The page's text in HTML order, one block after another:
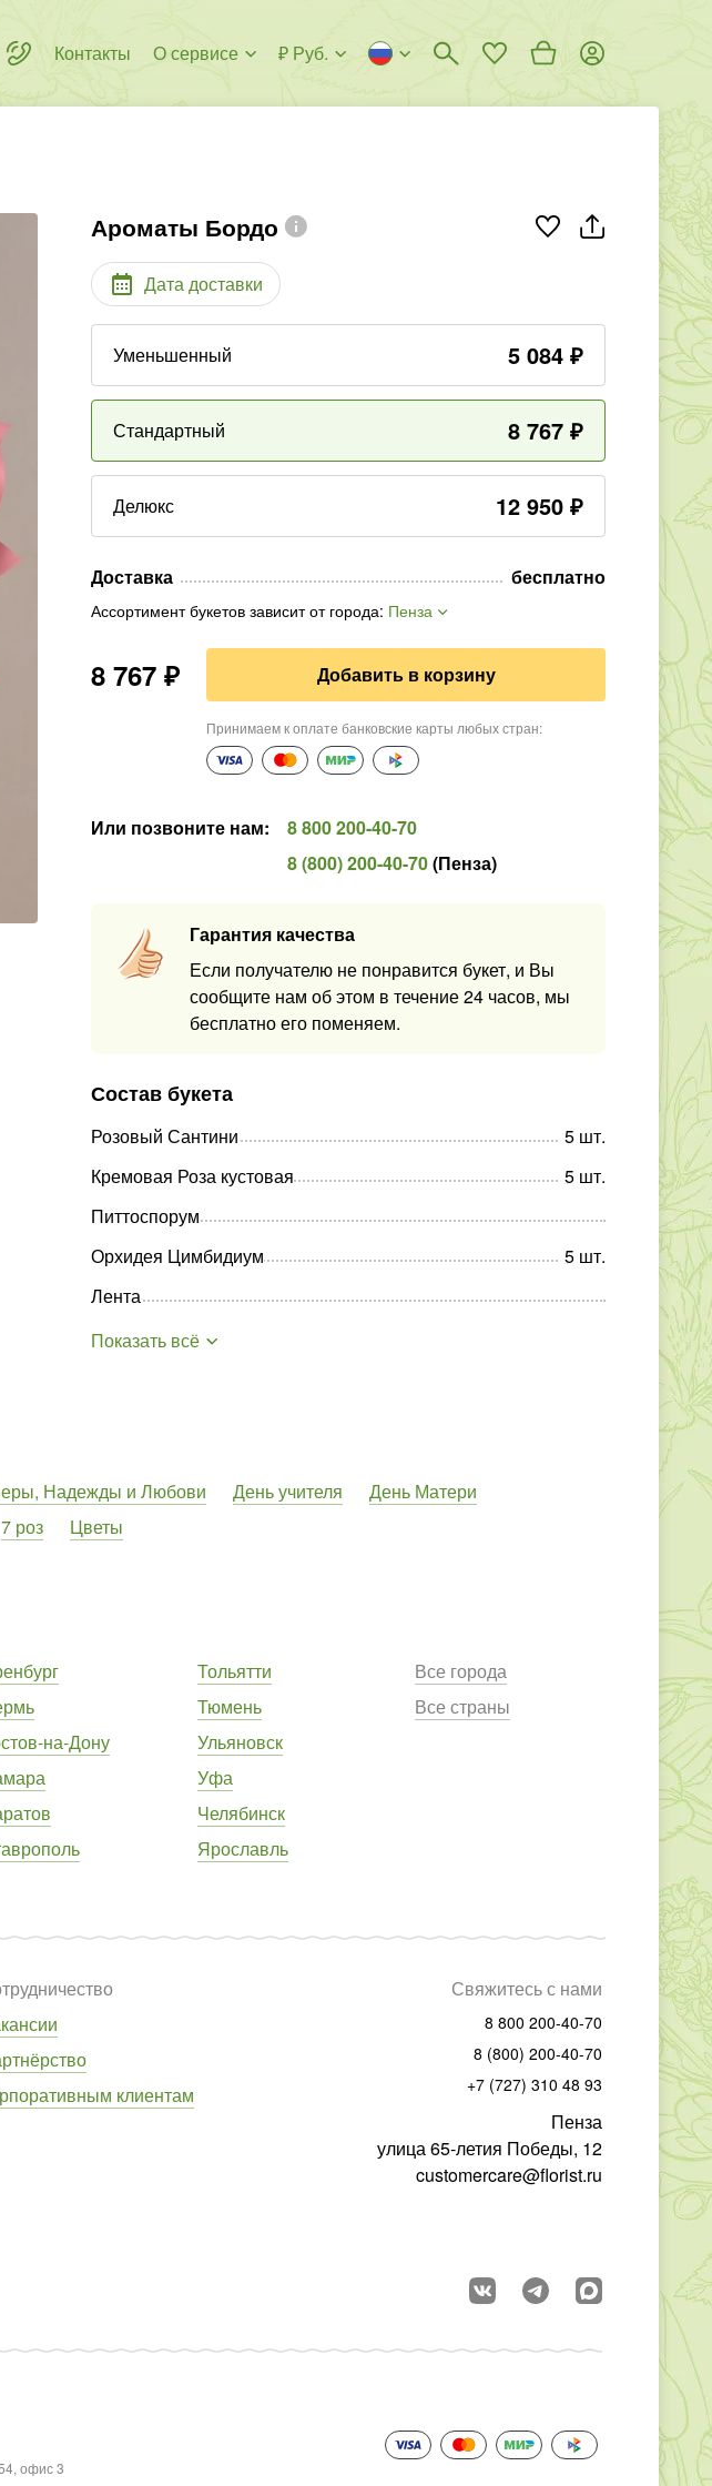
Контакты О сервисе ₽ Руб.
Ароматы Бордо
Дата доставки
Уменьшенный 5 084 ₽
Стандартный 8 767 ₽
Делюкс 12 950 ₽
Доставка бесплатно
Ассортимент букетов зависит от города: Пенза
8 767 ₽ Добавить в корзину
Принимаем к оплате банковские карты любых стран:
Или позвоните нам:
8 800 200-40-70
8 (800) 200-40-70(Пенза)
Гарантия качества
Если получателю не понравится букет, и Вы
сообщите нам об этом в течение 24 часов, мы
бесплатно его поменяем.
Состав букета
Розовый Сантини 5 шт.
Кремовая Роза кустовая
5 шт.
Питтоспорум
Орхидея Цимбидиум
5 шт.
Лента
Показать всё
Надежды и Любови День учителя
День Матери
7 роз Цветы
на-Дону
Тольятти
Тюмень
Ульяновск
Уфа
Челябинск
Ярославль
Все города
Все страны
клиентам
Свяжитесь с нами
8 800 200-40-70
8 (800) 200-40-70
+7 (727) 310 48 93
Пенза
улица 65-летия Победы, 12
customercare@florist.ru
офис 3